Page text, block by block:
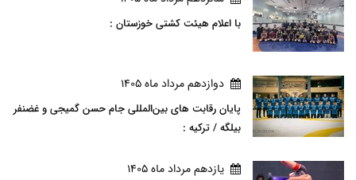
با اعلام هیئت کشتی خوزستان :
دوازدهم مرداد ماه 1405
پایان رقابت های بین‌المللی جام حسن گمیجی و غضنفر
بیلگه / ترکیه :
يازدهم مرداد ماه 1405